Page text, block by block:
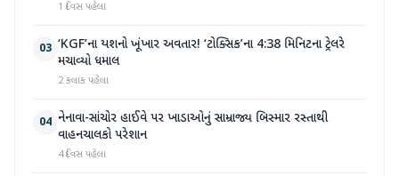
1 દિવસ પહેલા
03 ‘KGF’ના યશનો ખૂંખાર અવતાર! ‘ટોક્સિક’ના 4:38 મિનિટના ટ્રેલરે
મચાવ્યો ધમાલ
2 કલાક પહેલા
04 નેનાવા-સાંચોર હાઈવે પર ખાડાઓનું સામ્રાજ્ય બિસ્માર રસ્તાથી
વાહનચાલકો પરેશાન
4 દિવસ પહેલા